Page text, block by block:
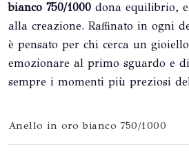
bianco 750/1000 dona equilibrio,
alla creazione. Raffinato in ogni
è pensato per chi cerca un
emozionare al primo sguardo e
sempre i momenti più preziosi
Anello in oro bianco 750/1000